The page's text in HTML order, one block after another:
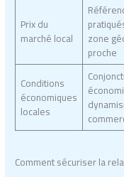
Prix du
marché local zone
proche
Conditions
économiques
locales
Comment sécuriser la